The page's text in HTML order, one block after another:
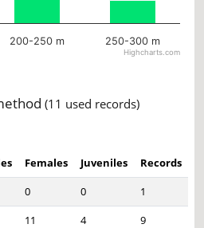
200-250 m 250-300 m
Highcharts.com
(11 used records)
Females Juveniles
Records
0 0
1
11 4
9